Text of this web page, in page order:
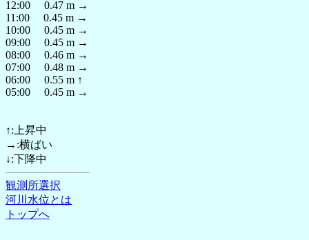
12:00 0.47 m →
11:00 0.45 m →
10:00 0.45 m →
09:00 0.45 m →
08:00 0.46 m →
07:00 0.48 m →
06:00 0.55 m ↑
05:00 0.45 m →
↑:上昇中
→:横ばい
↓:下降中
観測所選択
河川水位とは
トップへ